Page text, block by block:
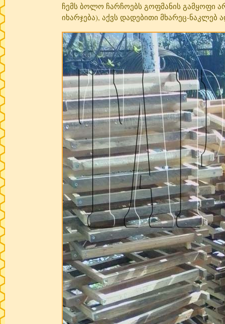
ჩემს ბოლო ჩარჩოებს გოფმანის გამყოფი
იხარჯება), აქვს დადებითი მხარეც-